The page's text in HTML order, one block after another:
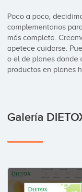
Poco a poco,
complementarios
más completa.
apetece cuidarse.
o el de planes donde
productos en planes
Galería